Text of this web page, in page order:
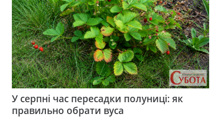
У серпні час пересадки полуниці: як
правильно обрати вуса